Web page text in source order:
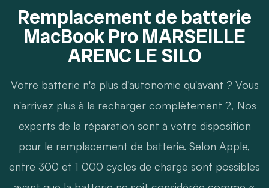
Remplacement de batterie
MacBook Pro MARSEILLE
ARENC LE SILO
Votre batterie n'a plus d'autonomie qu'avant ? Vous
n'arrivez plus à la recharger complètement ?, Nos
experts de la réparation sont à votre disposition
pour le remplacement de batterie. Selon Apple,
entre 300 et 1 000 cycles de charge sont possibles